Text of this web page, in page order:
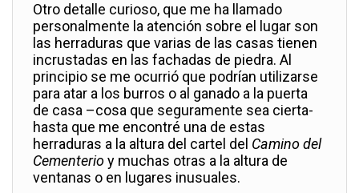
Otro detalle curioso, que me ha llamado
personalmente la atención sobre el lugar son
las herraduras que varias de las casas tienen
incrustadas en las fachadas de piedra. Al
principio se me ocurrió que podrían utilizarse
para atar a los burros o al ganado a la puerta
de casa –cosa que seguramente sea cierta-
hasta que me encontré una de estas
herraduras a la altura del cartel del Camino del
Cementerioy muchas otras a la altura de
ventanas o en lugares inusuales.